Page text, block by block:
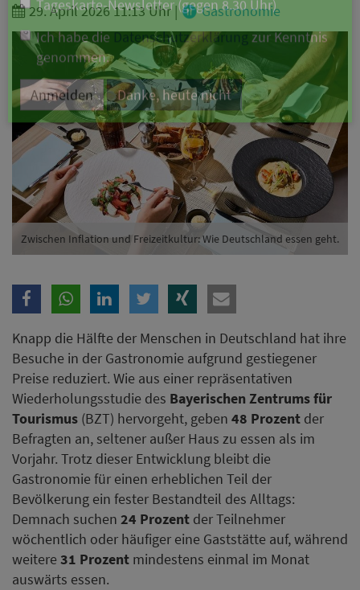
29. April 2026 11:13 Uhr| Gastronomie
Zwischen Inflation und Freizeitkultur: Wie Deutschland essen geht.
Knapp die Hälfte der Menschen in Deutschland hat ihre
Besuche in der Gastronomie aufgrund gestiegener
Preise reduziert. Wie aus einer repräsentativen
Wiederholungsstudie des Bayerischen Zentrums für
Tourismus (BZT) hervorgeht, geben 48 Prozent der
Befragten an, seltener außer Haus zu essen als im
Vorjahr. Trotz dieser Entwicklung bleibt die
Gastronomie für einen erheblichen Teil der
Bevölkerung ein fester Bestandteil des Alltags:
Demnach suchen 24 Prozent der Teilnehmer
wöchentlich oder häufiger eine Gaststätte auf, während
weitere 31 Prozent mindestens einmal im Monat
auswärts essen.
Branche
Ich möchte folgende Newsletter erhalten
Tageskarte-Newsletter (gegen 8.30 Uhr)
Ich habe dieDatenschutzerklärung
zur Kenntnis
genommen.
Anmelden Danke, heute nicht